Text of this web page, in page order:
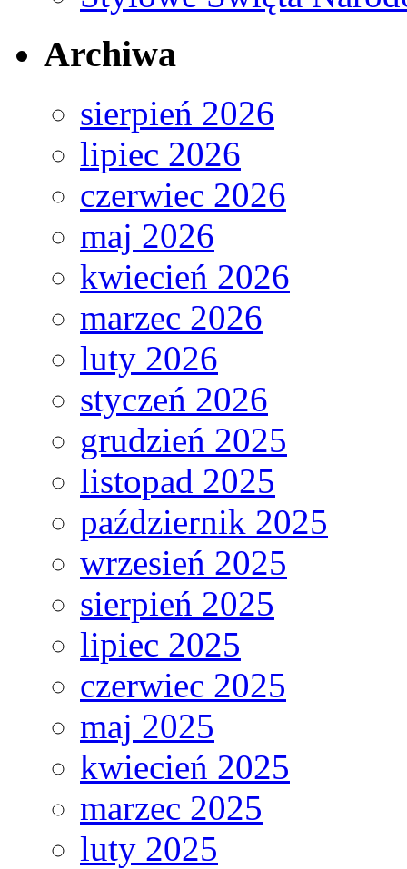
Archiwa
sierpień 2026
lipiec 2026
czerwiec 2026
maj 2026
kwiecień 2026
marzec 2026
luty 2026
styczeń 2026
grudzień 2025
listopad 2025
październik 2025
wrzesień 2025
sierpień 2025
lipiec 2025
czerwiec 2025
maj 2025
kwiecień 2025
marzec 2025
luty 2025